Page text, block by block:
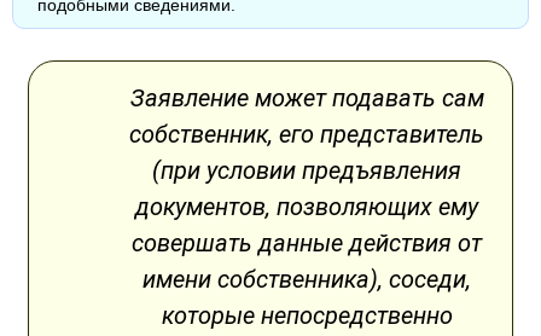
подобными сведениями.
Заявление может подавать сам
собственник, его представитель
(при условии предъявления
документов, позволяющих ему
совершать данные действия от
имени собственника), соседи,
которые непосредственно